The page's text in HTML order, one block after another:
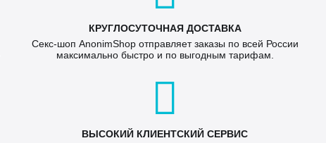
КРУГЛОСУТОЧНАЯ ДОСТАВКА
Секс-шоп AnonimShop отправляет заказы по всей России
максимально быстро и по выгодным тарифам.
ВЫСОКИЙ КЛИЕНТСКИЙ СЕРВИС